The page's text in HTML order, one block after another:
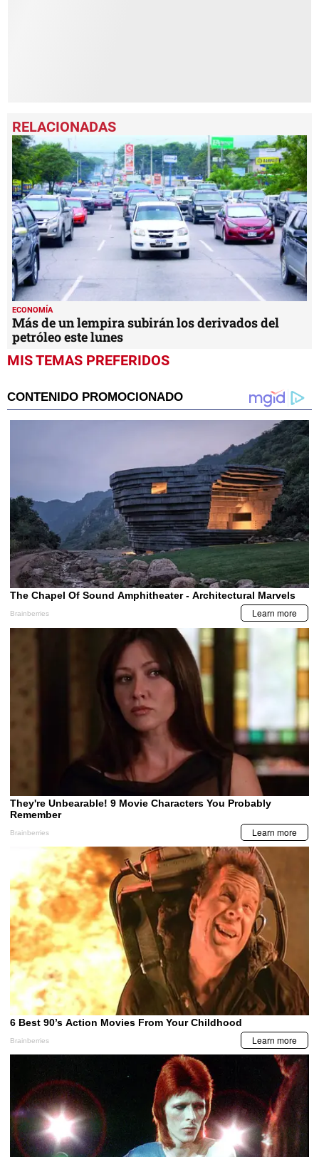
ECONOMÍA
Más de un lempira subirán los derivados del
petróleo este lunes
MIS TEMAS PREFERIDOS